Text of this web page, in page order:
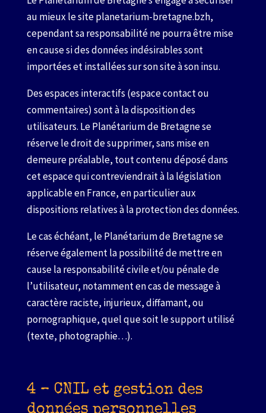
au mieux le site planetarium-bretagne.bzh,
cependant sa responsabilité ne pourra être mise
en cause si des données indésirables sont
importées et installées sur son site à son insu.
Des espaces interactifs (espace contact ou
commentaires) sont à la disposition des
utilisateurs. Le Planétarium de Bretagne se
réserve le droit de supprimer, sans mise en
demeure préalable, tout contenu déposé dans
cet espace qui contreviendrait à la législation
applicable en France, en particulier aux
dispositions relatives à la protection des données.
Le cas échéant, le Planétarium de Bretagne se
réserve également la possibilité de mettre en
cause la responsabilité civile et/ou pénale de
l’utilisateur, notamment en cas de message à
caractère raciste, injurieux, diffamant, ou
pornographique, quel que soit le support utilisé
(texte, photographie…).
4 – CNIL et gestion des